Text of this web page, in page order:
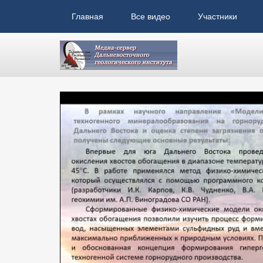
Главная Все видео Участники